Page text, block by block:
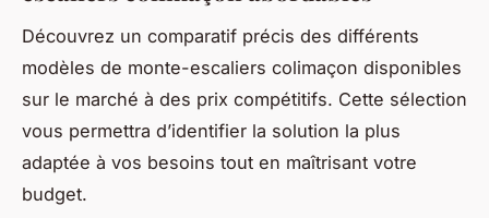
Découvrez un comparatif précis des différents
modèles de monte-escaliers colimaçon disponibles
sur le marché à des prix compétitifs. Cette sélection
vous permettra d’identifier la solution la plus
adaptée à vos besoins tout en maîtrisant votre
budget.